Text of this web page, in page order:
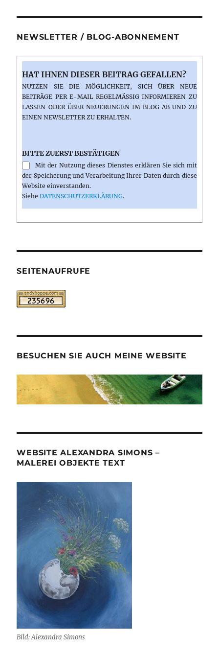
NEWSLETTER / BLOG-ABONNEMENT
HAT IHNEN DIESER BEITRAG GEFALLEN?
NUTZEN SIE DIE MÖGLICHKEIT, SICH ÜBER NEUE
BEITRÄGE PER E-MAIL REGELMÄSSIG INFORMIEREN ZU L
ASSEN ODER ÜBER NEUERUNGEN IM BLOG AB UND ZU E
INEN NEWSLETTER ZU ERHALTEN.
BITTE ZUERST BESTÄTIGEN
Mit der Nutzung dieses Dienstes erklären Sie sich mit
der Speicherung und Verarbeitung Ihrer Daten durch diese
Website einverstanden.
SieheDATENSCHUTZERKLÄRUNG.
SEITENAUFRUFE
BESUCHEN SIE AUCH MEINE WEBSITE
WEBSITE ALEXANDRA SIMONS –
MALEREI OBJEKTE TEXT
Bild: Alexandra Simons